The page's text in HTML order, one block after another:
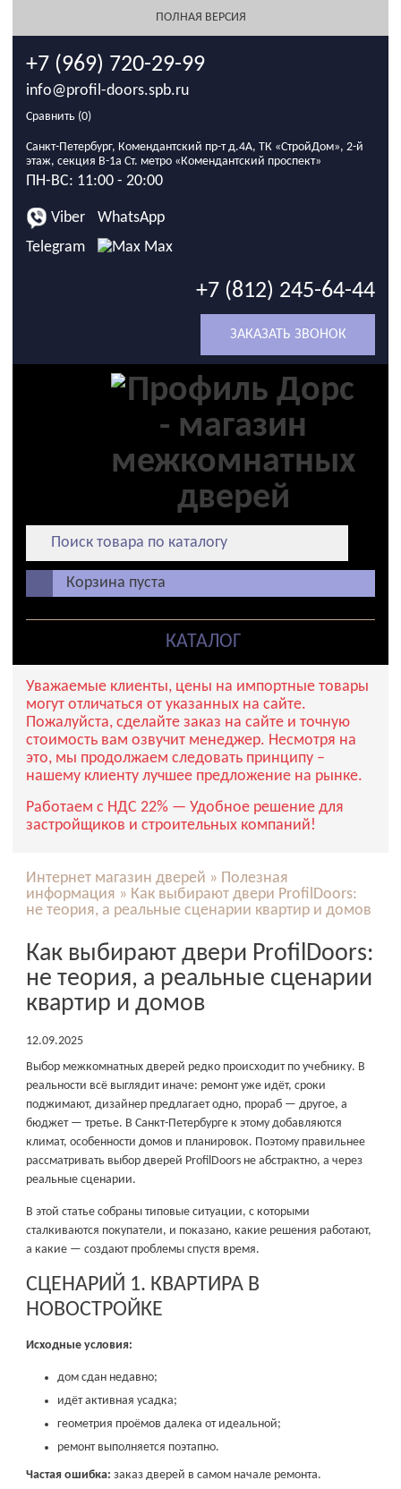
ПОЛНАЯ ВЕРСИЯ
+7 (969) 720-29-99
info@profil-doors.spb.ru
Сравнить (0)
Санкт-Петербург, Комендантский пр-т д.4А, ТК «СтройДом», 2-й
этаж, секция В-1а Ст. метро «Комендантский проспект»
ПН-ВС: 11:00 - 20:00
Viber
WhatsApp
Telegram
Max
+7 (812) 245-64-44
ЗАКАЗАТЬ ЗВОНОК
Корзина пуста
КАТАЛОГ
Уважаемые клиенты, цены на импортные товары
могут отличаться от указанных на сайте.
Пожалуйста, сделайте заказ на сайте и точную
стоимость вам озвучит менеджер. Несмотря на
это, мы продолжаем следовать принципу –
нашему клиенту лучшее предложение на рынке.
Работаем с НДС 22% — Удобное решение для
застройщиков и строительных компаний!
Интернет магазин дверей » Полезная
информация » Как выбирают двери ProfilDoors:
не теория, а реальные сценарии квартир и домов
Как выбирают двери ProfilDoors:
не теория, а реальные сценарии
квартир и домов
12.09.2025
Выбор межкомнатных дверей редко происходит по учебнику. В
реальности всё выглядит иначе: ремонт уже идёт, сроки
поджимают, дизайнер предлагает одно, прораб — другое, а
бюджет — третье. В Санкт-Петербурге к этому добавляются
климат, особенности домов и планировок. Поэтому правильнее
рассматривать выбор дверей ProfilDoors не абстрактно, а через
реальные сценарии.
В этой статье собраны типовые ситуации, с которыми
сталкиваются покупатели, и показано, какие решения работают,
а какие — создают проблемы спустя время.
СЦЕНАРИЙ 1. КВАРТИРА В
НОВОСТРОЙКЕ
Исходные условия:
дом сдан недавно;
идёт активная усадка;
геометрия проёмов далека от идеальной;
ремонт выполняется поэтапно.
Частая ошибка: заказ дверей в самом начале ремонта.